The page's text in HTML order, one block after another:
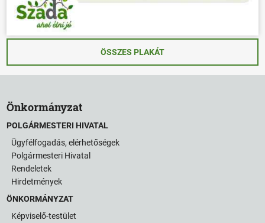
ÖSSZES PLAKÁT
Önkormányzat
POLGÁRMESTERI HIVATAL
Ügyfélfogadás, elérhetőségek
Polgármesteri Hivatal
Rendeletek
Hirdetmények
ÖNKORMÁNYZAT
Képviselő-testület